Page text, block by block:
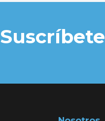
Suscríbete